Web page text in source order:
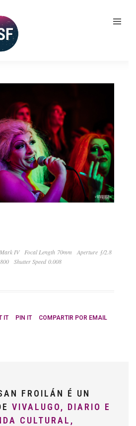
IV Focal Length 70mm
Aperture ƒ/2.8
Shutter Speed 0.008
IT PIN IT COMPARTIR POR EMAIL
FROILÁN É UN
VIVALUGO, DIARIO E
CULTURAL,